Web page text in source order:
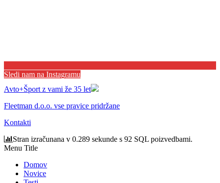
Sledi nam na Instagramu
Avto+Šport z vami že 35 let
Fleetman d.o.o. vse pravice pridržane
Kontakti
Stran izračunana v 0.289 sekunde s 92 SQL poizvedbami.
Menu Title
Domov
Novice